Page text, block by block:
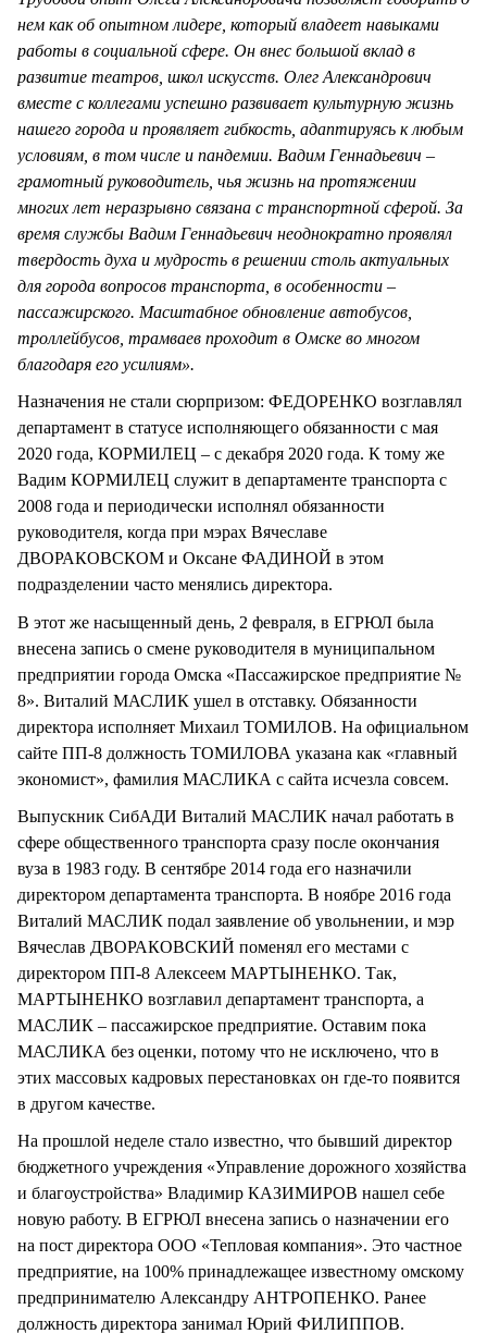
нем как об опытном лидере, который владеет навыками
работы в социальной сфере. Он внес большой вклад в
развитие театров, школ искусств. Олег Александрович
вместе с коллегами успешно развивает культурную жизнь
нашего города и проявляет гибкость, адаптируясь к любым
условиям, в том числе и пандемии. Вадим Геннадьевич –
грамотный руководитель, чья жизнь на протяжении
многих лет неразрывно связана с транспортной сферой. За
время службы Вадим Геннадьевич неоднократно проявлял
твердость духа и мудрость в решении столь актуальных
для города вопросов транспорта, в особенности –
пассажирского. Масштабное обновление автобусов,
троллейбусов, трамваев проходит в Омске во многом
благодаря его усилиям».
Назначения не стали сюрпризом: ФЕДОРЕНКО возглавлял
департамент в статусе исполняющего обязанности с мая
2020 года, КОРМИЛЕЦ – с декабря 2020 года. К тому же
Вадим КОРМИЛЕЦ служит в департаменте транспорта с
2008 года и периодически исполнял обязанности
руководителя, когда при мэрах Вячеславе
ДВОРАКОВСКОМ и Оксане ФАДИНОЙ в этом
подразделении часто менялись директора.
В этот же насыщенный день, 2 февраля, в ЕГРЮЛ была
внесена запись о смене руководителя в муниципальном
предприятии города Омска «Пассажирское предприятие №
8». Виталий МАСЛИК ушел в отставку. Обязанности
директора исполняет Михаил ТОМИЛОВ. На официальном
сайте ПП-8 должность ТОМИЛОВА указана как «главный
экономист», фамилия МАСЛИКА с сайта исчезла совсем.
Выпускник СибАДИ Виталий МАСЛИК начал работать в
сфере общественного транспорта сразу после окончания
вуза в 1983 году. В сентябре 2014 года его назначили
директором департамента транспорта. В ноябре 2016 года
Виталий МАСЛИК подал заявление об увольнении, и мэр
Вячеслав ДВОРАКОВСКИЙ поменял его местами с
директором ПП-8 Алексеем МАРТЫНЕНКО. Так,
МАРТЫНЕНКО возглавил департамент транспорта, а
МАСЛИК – пассажирское предприятие. Оставим пока
МАСЛИКА без оценки, потому что не исключено, что в
этих массовых кадровых перестановках он где-то появится
в другом качестве.
На прошлой неделе стало известно, что бывший директор
бюджетного учреждения «Управление дорожного хозяйства
и благоустройства» Владимир КАЗИМИРОВ нашел себе
новую работу. В ЕГРЮЛ внесена запись о назначении его
на пост директора ООО «Тепловая компания». Это частное
предприятие, на 100% принадлежащее известному омскому
предпринимателю Александру АНТРОПЕНКО. Ранее
должность директора занимал Юрий ФИЛИППОВ.